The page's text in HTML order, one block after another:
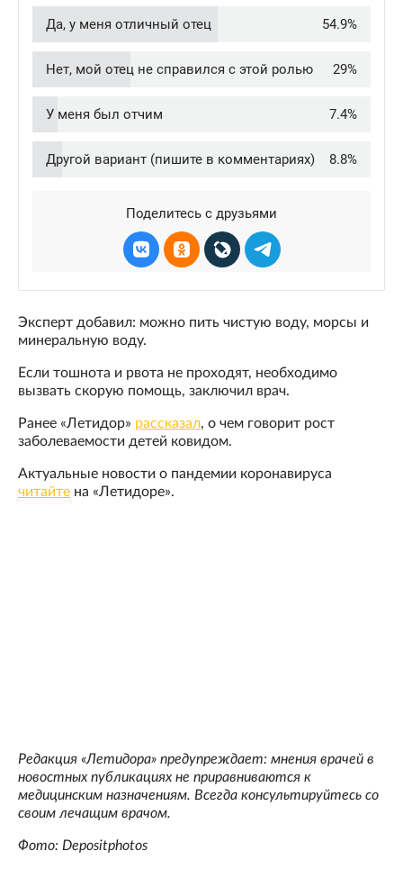
Эксперт добавил: можно пить чистую воду, морсы и
минеральную воду.
Если тошнота и рвота не проходят, необходимо
вызвать скорую помощь, заключил врач.
Ранее «Летидор» рассказал, о чем говорит рост
заболеваемости детей ковидом.
Актуальные новости о пандемии коронавируса
читайте на «Летидоре».
Редакция «Летидора» предупреждает: мнения врачей в
новостных публикациях не приравниваются к
медицинским назначениям. Всегда консультируйтесь со
своим лечащим врачом.
Фото: Depositphotos